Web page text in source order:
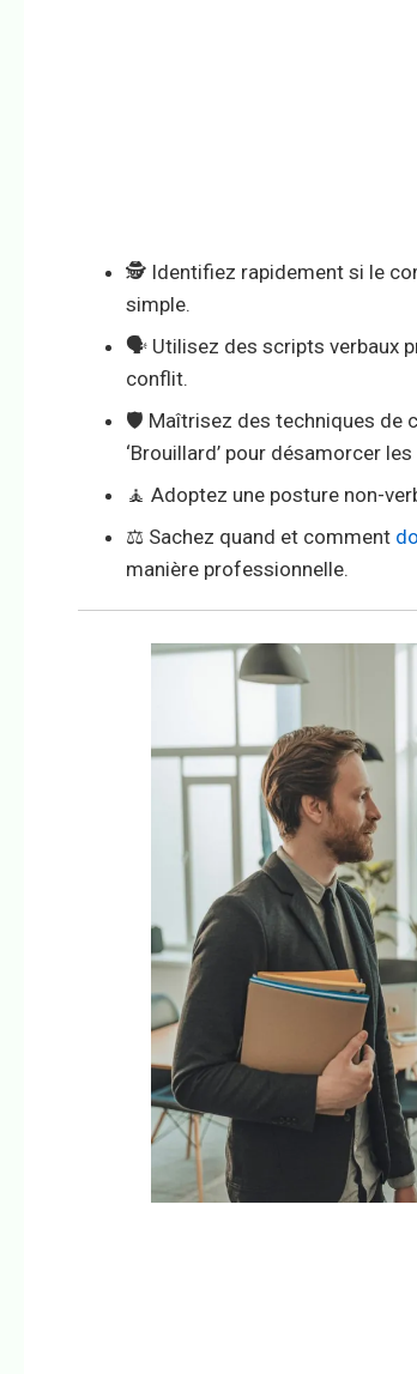
🕵️ Identifiez rapidement si le
simple.
🗣️ Utilisez des scripts verbaux
conflit.
🛡️ Maîtrisez des techniques de
‘Brouillard’ pour désamorcer
🧘 Adoptez une posture non-
⚖️ Sachez quand et comment
manière professionnelle.